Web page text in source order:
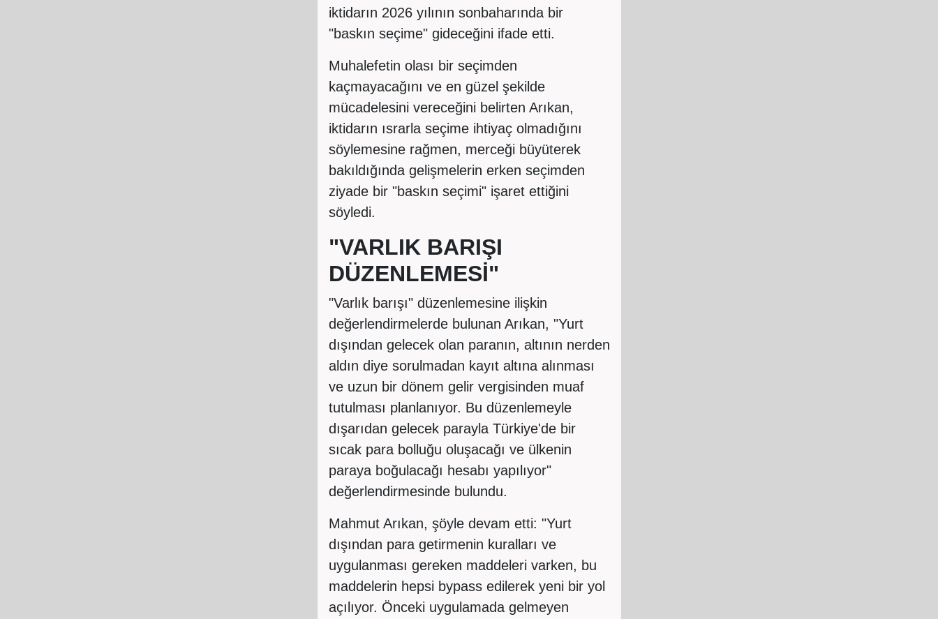
iktidarın 2026 yılının sonbaharında bir
"baskın seçime" gideceğini ifade etti.
Muhalefetin olası bir seçimden
kaçmayacağını ve en güzel şekilde
mücadelesini vereceğini belirten Arıkan,
iktidarın ısrarla seçime ihtiyaç olmadığını
söylemesine rağmen, merceği büyüterek
bakıldığında gelişmelerin erken seçimden
ziyade bir "baskın seçimi" işaret ettiğini
söyledi.
"VARLIK BARIŞI
DÜZENLEMESİ"
"Varlık barışı" düzenlemesine ilişkin
değerlendirmelerde bulunan Arıkan, "Yurt
dışından gelecek olan paranın, altının nerden
aldın diye sorulmadan kayıt altına alınması
ve uzun bir dönem gelir vergisinden muaf
tutulması planlanıyor. Bu düzenlemeyle
dışarıdan gelecek parayla Türkiye'de bir
sıcak para bolluğu oluşacağı ve ülkenin
paraya boğulacağı hesabı yapılıyor"
değerlendirmesinde bulundu.
Mahmut Arıkan, şöyle devam etti: "Yurt
dışından para getirmenin kuralları ve
uygulanması gereken maddeleri varken, bu
maddelerin hepsi bypass edilerek yeni bir yol
açılıyor. Önceki uygulamada gelmeyen